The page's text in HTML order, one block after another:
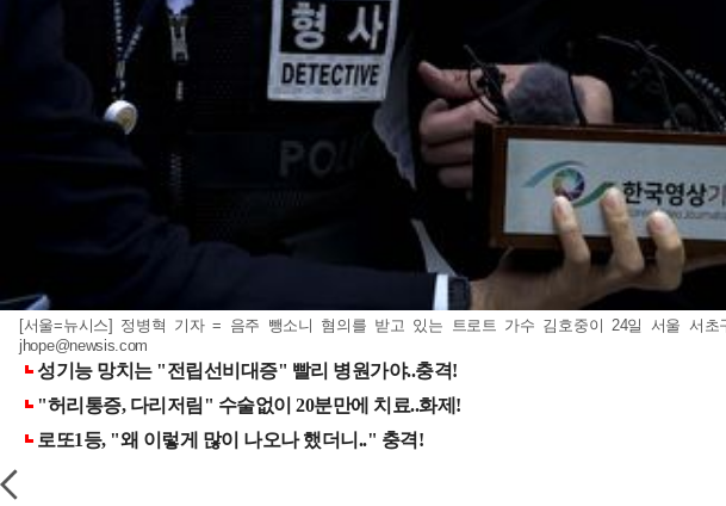
[서울=뉴시스] 정병혁 기자 = 음주 뺑소니 혐의를 받고 있는 트로트 가수 김호중이 24일 서울 서
jhope@newsis.com